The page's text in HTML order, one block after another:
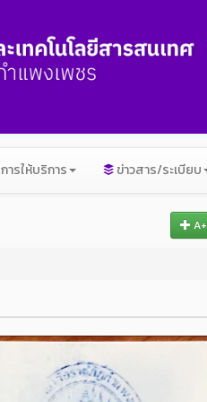
การให้บริการ ข่าวสาร/ระเบียบ
A+